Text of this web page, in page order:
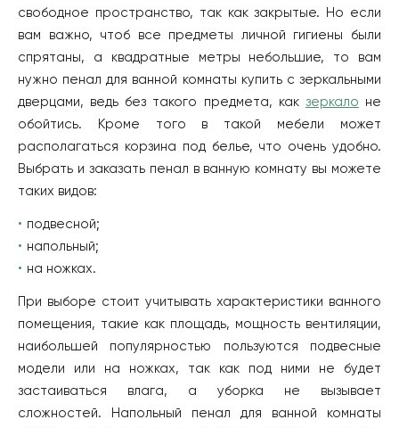
свободное пространство, так как закрытые. Но если
вам важно, чтоб все предметы личной гигиены были
спрятаны, а квадратные метры небольшие, то вам
нужно пенал для ванной комнаты купить с зеркальными
дверцами, ведь без такого предмета, как зеркало не
обойтись. Кроме того в такой мебели может
располагаться корзина под белье, что очень удобно.
Выбрать и заказать пенал в ванную комнату вы можете
таких видов:
подвесной;
напольный;
на ножках.
При выборе стоит учитывать характеристики ванного
помещения, такие как площадь, мощность вентиляции,
наибольшей популярностью пользуются подвесные
модели или на ножках, так как под ними не будет
застаиваться влага, а уборка не вызывает
сложностей. Напольный пенал для ванной комнаты